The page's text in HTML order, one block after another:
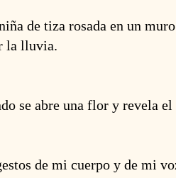
de tiza rosada en un
la lluvia.
se abre una flor y revela
de mi cuerpo y de mi